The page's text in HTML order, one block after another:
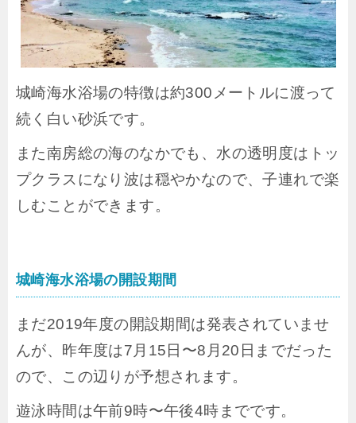
城崎海水浴場の特徴は約300メートルに渡って
続く白い砂浜です。
また南房総の海のなかでも、水の透明度はトッ
プクラスになり波は穏やかなので、子連れで楽
しむことができます。
城崎海水浴場の開設期間
まだ2019年度の開設期間は発表されていませ
んが、昨年度は7月15日〜8月20日までだった
ので、この辺りが予想されます。
遊泳時間は午前9時〜午後4時までです。